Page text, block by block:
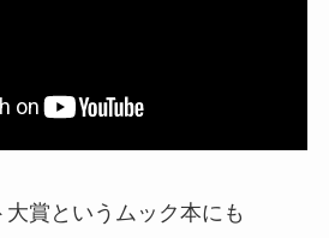
賞というムック本にも